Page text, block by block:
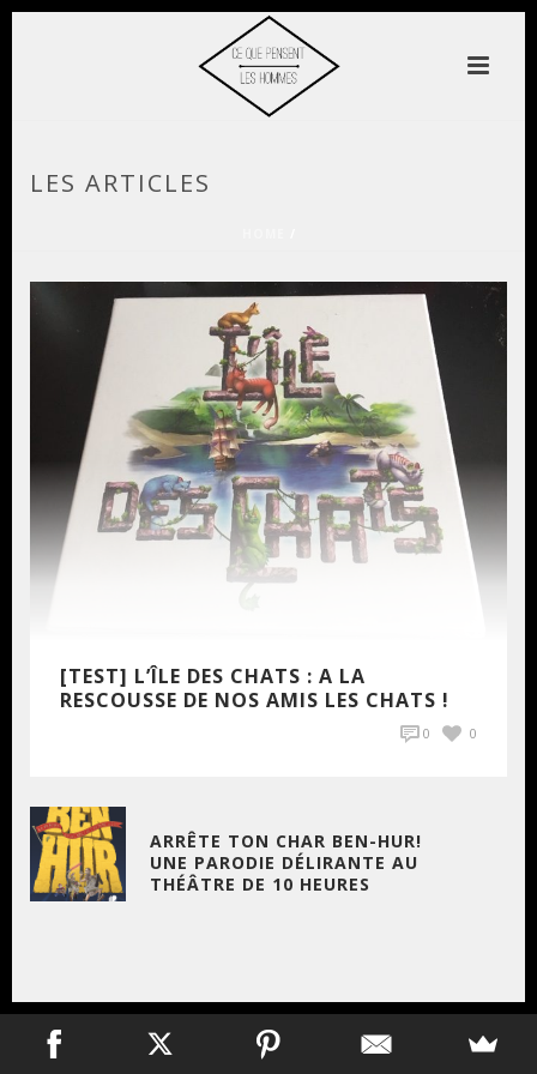
LES ARTICLES
[TEST] L’ÎLE DES CHATS : A LA
RESCOUSSE DE NOS AMIS LES CHATS !
0 0
ARRÊTE TON CHAR BEN-HUR!
UNE PARODIE DÉLIRANTE AU
THÉÂTRE DE 10 HEURES